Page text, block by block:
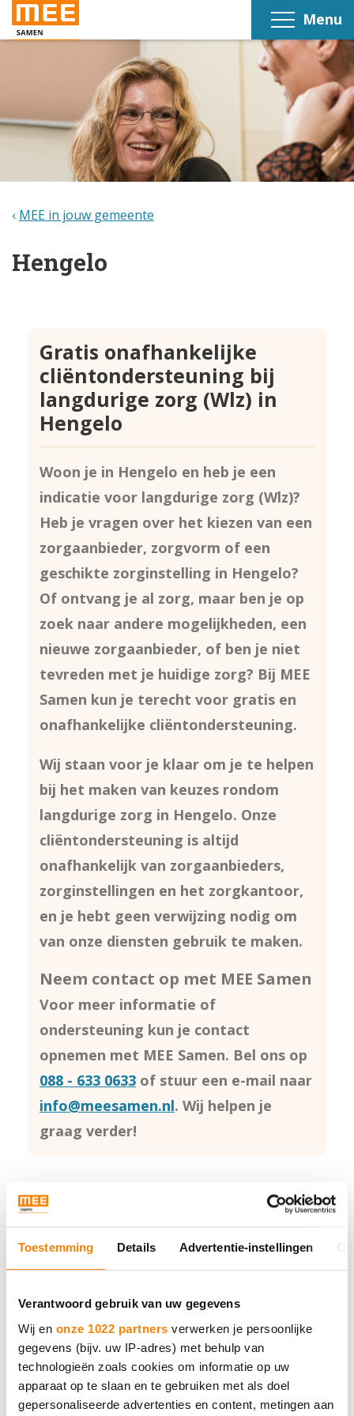
Toestemming Details Advertentie-instellingen
Verantwoord gebruik van uw gegevens
Wij en onze 1022 partners verwerken je persoonlijke
gegevens (bijv. uw IP-adres) met behulp van
technologieën zoals cookies om informatie op uw
apparaat op te slaan en te gebruiken met als doel
gepersonaliseerde advertenties en content, metingen aan
Menu
MEE Samen
Neem contact met ons op.
Bel 088 - 633 0633
MEE in jouw gemeente
Hengelo
Gratis onafhankelijke
cliëntondersteuning bij
langdurige zorg (Wlz) in
Hengelo
Woon je in Hengelo en heb je een
indicatie voor langdurige zorg (Wlz)?
Heb je vragen over het kiezen van een
zorgaanbieder, zorgvorm of een
geschikte zorginstelling in Hengelo?
Of ontvang je al zorg, maar ben je op
zoek naar andere mogelijkheden, een
nieuwe zorgaanbieder, of ben je niet
tevreden met je huidige zorg? Bij MEE
Samen kun je terecht voor gratis en
onafhankelijke cliëntondersteuning.
Wij staan voor je klaar om je te helpen
bij het maken van keuzes rondom
langdurige zorg in Hengelo. Onze
cliëntondersteuning is altijd
onafhankelijk van zorgaanbieders,
zorginstellingen en het zorgkantoor,
en je hebt geen verwijzing nodig om
van onze diensten gebruik te maken.
Neem contact op met MEE Samen
Voor meer informatie of
ondersteuning kun je contact
opnemen met MEE Samen. Bel ons op
088 - 633 0633 of stuur een e-mail naar
info@meesamen.nl. Wij helpen je
graag verder!